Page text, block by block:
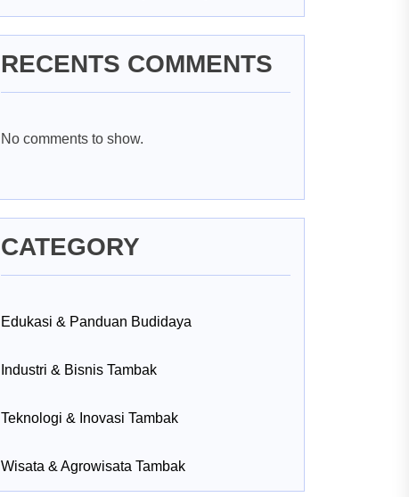
RECENTS COMMENTS
No comments to show.
CATEGORY
Edukasi & Panduan Budidaya
Industri & Bisnis Tambak
Teknologi & Inovasi Tambak
Wisata & Agrowisata Tambak